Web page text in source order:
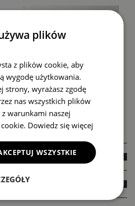
plików
z plików cookie, aby
wygodę użytkowania.
strony, wyrażasz zgodę
nas wszystkich plików
warunkami naszej
Dowiedz się więcej
WSZYSTKIE